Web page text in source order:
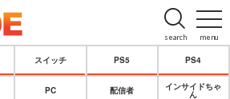
menu
search
スイッチ PS5 PS4
PC 配信者
インサイドちゃ
ん